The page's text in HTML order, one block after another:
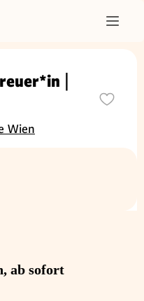
|
Wien
ab sofort